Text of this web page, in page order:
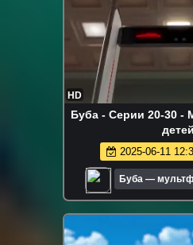
HD
Буба - Серии 20-30 -
детей
2025-06-11
Буба —